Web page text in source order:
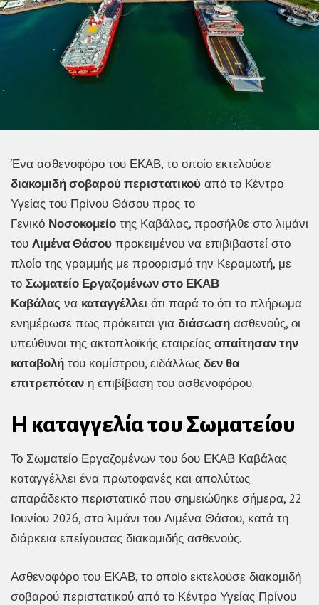
Ένα ασθενοφόρο του ΕΚΑΒ, το οποίο εκτελούσε
διακομιδή σοβαρού περιστατικού από το Κέντρο
Υγείας του Πρίνου Θάσου προς το
Γενικό Νοσοκομείο της Καβάλας, προσήλθε στο λιμάνι
του Λιμένα Θάσου προκειμένου να επιβιβαστεί στο
πλοίο της γραμμής με προορισμό την Κεραμωτή, με
το Σωματείο Εργαζομένων στο ΕΚΑΒ
Καβάλας να καταγγέλλει ότι παρά το ότι το πλήρωμα
ενημέρωσε πως πρόκειται για διάσωση ασθενούς, οι
υπεύθυνοι της ακτοπλοϊκής εταιρείας απαίτησαν την
καταβολή του κομίστρου, ειδάλλως δεν θα
επιτρεπόταν η επιβίβαση του ασθενοφόρου.
Η καταγγελία του Σωματείου
Το Σωματείο Εργαζομένων του 6ου ΕΚΑΒ Καβάλας
καταγγέλλει ένα πρωτοφανές και απολύτως
απαράδεκτο περιστατικό που σημειώθηκε σήμερα, 22
Ιουνίου 2026, στο λιμάνι του Λιμένα Θάσου, κατά τη
διάρκεια επείγουσας διακομιδής ασθενούς.
Ασθενοφόρο του ΕΚΑΒ, το οποίο εκτελούσε διακομιδή
σοβαρού περιστατικού από το Κέντρο Υγείας Πρίνου